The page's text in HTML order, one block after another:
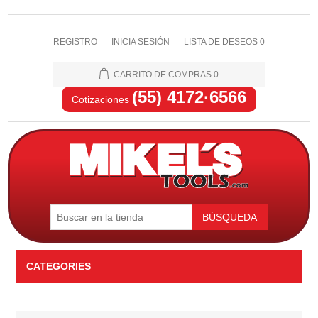
REGISTRO INICIA SESIÓN LISTA DE DESEOS 0
CARRITO DE COMPRAS 0
Cotizaciones (55) 4172·6566
BÚSQUEDA
CATEGORIES